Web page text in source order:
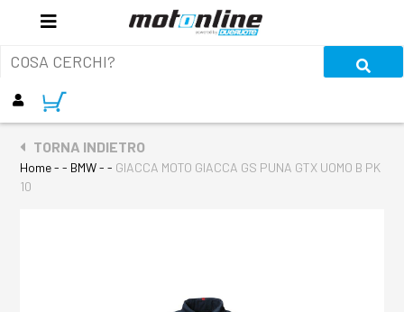
TORNA INDIETRO
Home- - BMW - - GIACCA MOTO GIACCA GS PUNA GTX UOMO B PK
10